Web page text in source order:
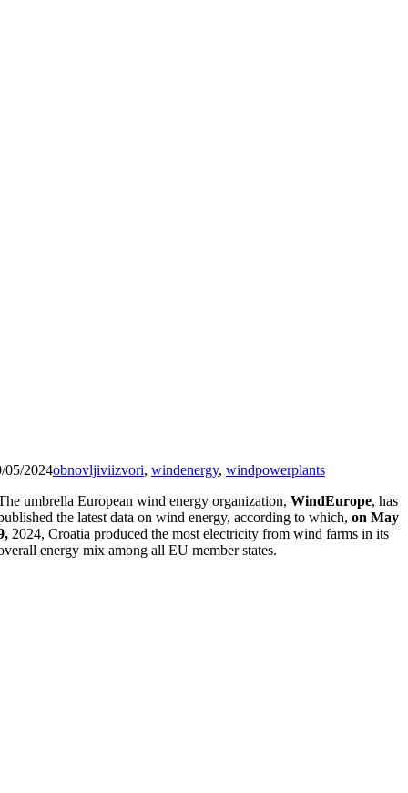
05/2024obnovljiviizvori, windenergy, windpowerplants
umbrella European wind energy organization, WindEurope, has
the latest data on wind energy, according to which,on May
2024, Croatia produced the most electricity from wind farms in its
energy mix among all EU member states.